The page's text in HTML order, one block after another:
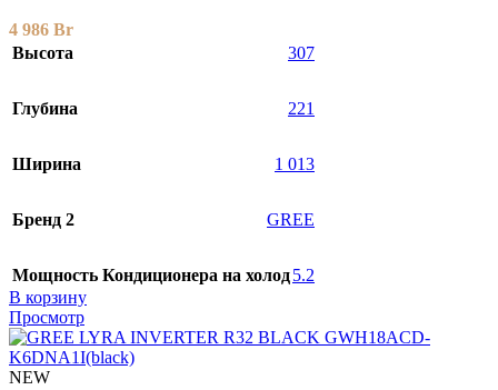
4 986 Br
Высота
307
Глубина 221
Ширина 1 013
Бренд 2 GREE
Мощность Кондиционера на холод5.2
В корзину
Просмотр
NEW